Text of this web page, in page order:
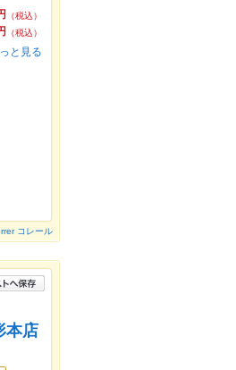
（税込）
（税込）
と見る
コレール
本店